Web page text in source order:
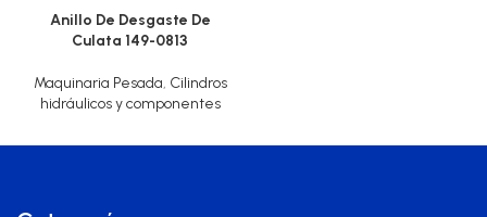
Anillo De Desgaste De
Culata 149-0813
Maquinaria Pesada, Cilindros
hidráulicos y componentes